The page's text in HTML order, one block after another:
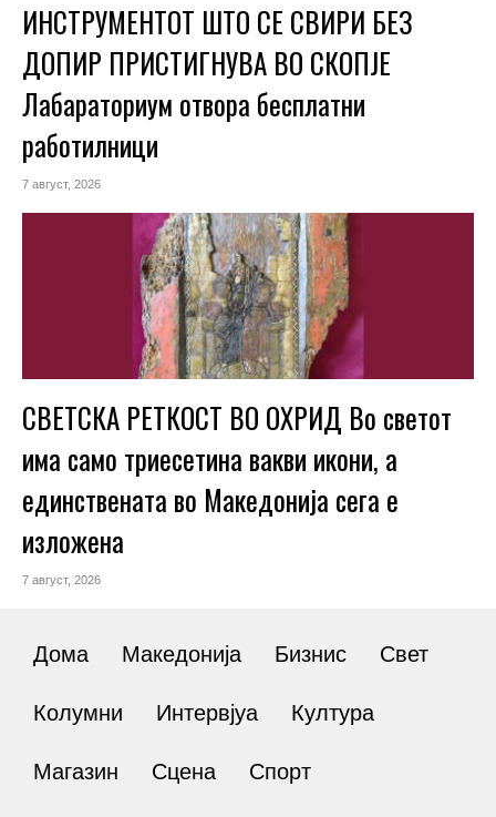
ИНСТРУМЕНТОТ ШТО СЕ СВИРИ БЕЗ
ДОПИР ПРИСТИГНУВА ВО СКОПЈЕ
Лабараториум отвора бесплатни
работилници
7 август, 2026
СВЕТСКА РЕТКОСТ ВО ОХРИД Во светот
има само триесетина вакви икони, а
единствената во Македонија сега е
изложена
7 август, 2026
Дома Македонија Бизнис Свет
Колумни Интервјуа Култура
Магазин Сцена Спорт